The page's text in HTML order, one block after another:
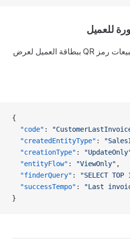
: يمسح فريق المبيعات رمز QR ببطاقة العميل لعرض
{
  "code"
:
  "createdEntityType"
:
  "creationType"
:
  "entityFlow"
: "ViewOnly" ,
  "finderQuery"
:
"SELECT
  "successTempo"
: "Last
}